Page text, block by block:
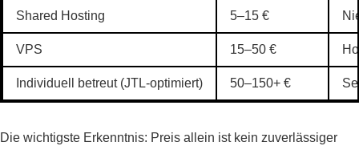
Shared Hosting 5–15 €
VPS 15–50 €
Individuell betreut (JTL-optimiert) 50–150+ €
Die wichtigste Erkenntnis: Preis allein ist kein zuverlässiger